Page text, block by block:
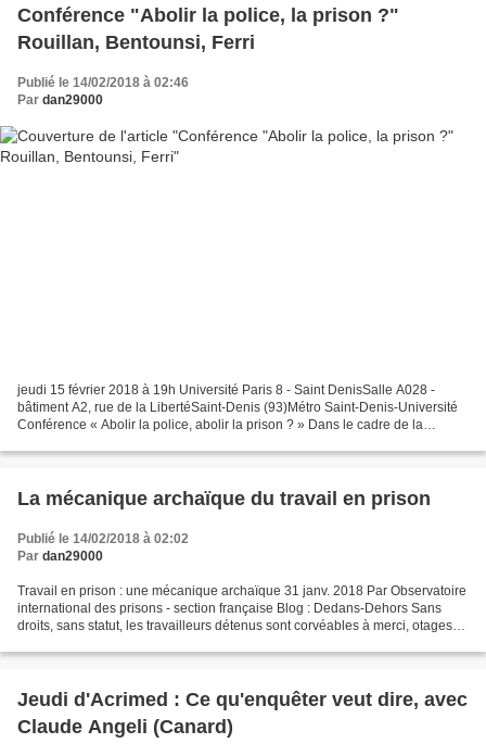
Conférence "Abolir la police, la prison ?"
Rouillan, Bentounsi, Ferri
Publié le 14/02/2018 à 02:46
Par dan29000
jeudi 15 février 2018 à 19h Université Paris 8 - Saint DenisSalle A028 -
bâtiment A2, rue de la LibertéSaint-Denis (93)Métro Saint-Denis-Université
Conférence « Abolir la police, abolir la prison ? » Dans le cadre de la
La mécanique archaïque du travail en prison
Publié le 14/02/2018 à 02:02
Par dan29000
Travail en prison : une mécanique archaïque 31 janv. 2018 Par Observatoire
international des prisons - section française Blog : Dedans-Dehors Sans
droits, sans statut, les travailleurs détenus sont corvéables à merci, otages
Jeudi d'Acrimed : Ce qu'enquêter veut dire, avec
Claude Angeli (Canard)